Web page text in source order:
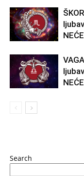
Search